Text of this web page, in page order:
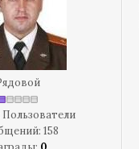
Пользователи
158